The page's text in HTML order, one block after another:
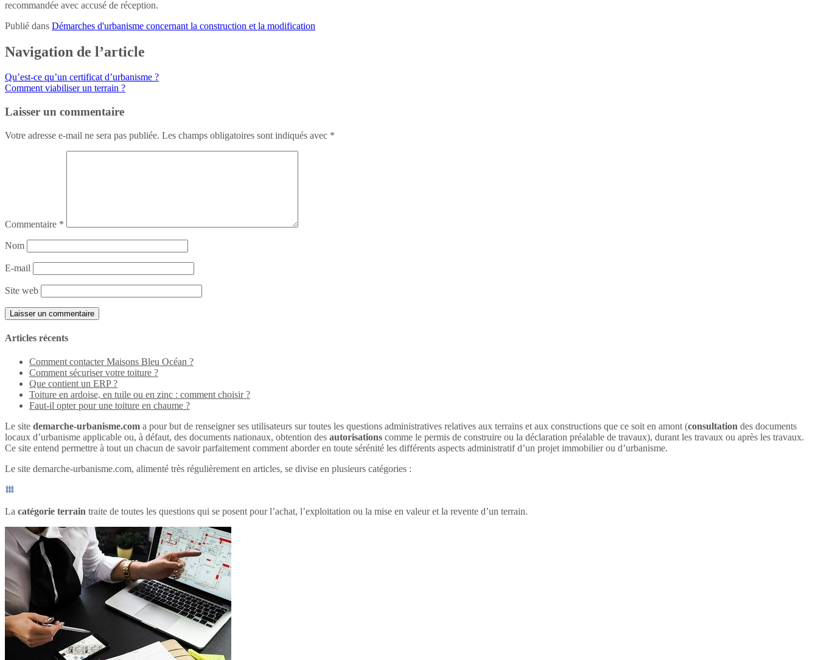
recommandée avec accusé de réception.
Publié dans Démarches d'urbanisme concernant la construction et la modification
Navigation de l’article
Qu’est-ce qu’un certificat d’urbanisme ?
Comment viabiliser un terrain ?
Laisser un commentaire
Votre adresse e-mail ne sera pas publiée. Les champs obligatoires sont indiqués avec *
Commentaire *
Nom
E-mail
Site web
Articles récents
Comment contacter Maisons Bleu Océan ?
Comment sécuriser votre toiture ?
Que contient un ERP ?
Toiture en ardoise, en tuile ou en zinc : comment choisir ?
Faut-il opter pour une toiture en chaume ?
Le site demarche-urbanisme.com a pour but de renseigner ses utilisateurs sur toutes les questions administratives relatives aux terrains et aux constructions que ce soit en amont (consultation des documents
locaux d’urbanisme applicable ou, à défaut, des documents nationaux, obtention des autorisations comme le permis de construire ou la déclaration préalable de travaux), durant les travaux ou après les travaux.
Ce site entend permettre à tout un chacun de savoir parfaitement comment aborder en toute sérénité les différents aspects administratif d’un projet immobilier ou d’urbanisme.
Le site demarche-urbanisme.com, alimenté très régulièrement en articles, se divise en plusieurs catégories :
La catégorie terrain traite de toutes les questions qui se posent pour l’achat, l’exploitation ou la mise en valeur et la revente d’un terrain.